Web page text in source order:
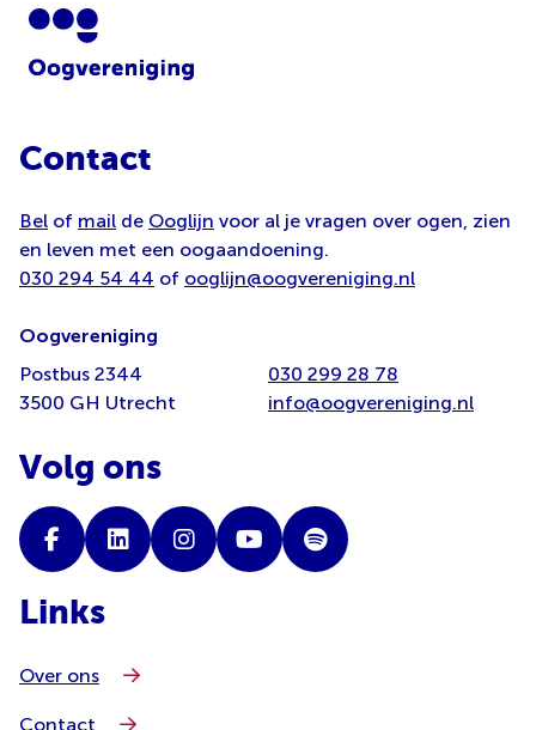
Contact
Bel of mail de Ooglijn voor al je vragen over ogen, zien
en leven met een oogaandoening.
030 294 54 44 of ooglijn@oogvereniging.nl
Oogvereniging
Postbus 2344
3500 GH Utrecht
030 299 28 78
info@oogvereniging.nl
Volg ons
Links
Over ons
Contact